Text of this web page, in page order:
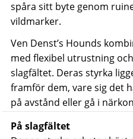
spåra sitt byte genom
vildmarker.
Ven Denst’s Hounds
med flexibel utrustning
slagfältet. Deras styrka
framför dem, vare sig det
på avstånd eller gå i
På slagfältet